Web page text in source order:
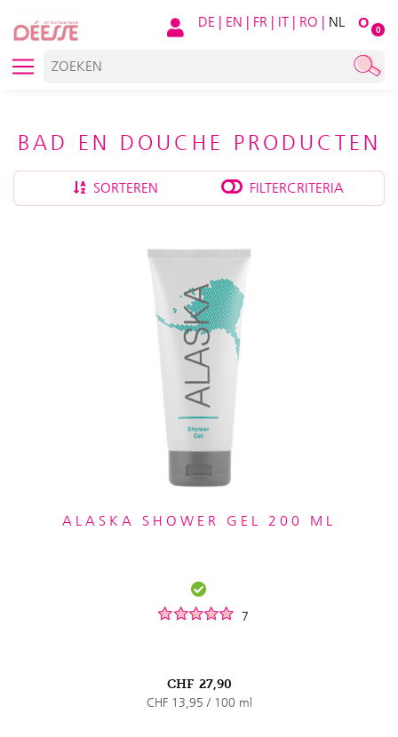
O 0
DE | EN | FR | IT | RO | NL
BAD EN DOUCHE PRODUCTEN
SORTEREN FILTERCRITERIA
ALASKA SHOWER GEL 200 ML
7
CHF 27,90
CHF 13,95 / 100 ml